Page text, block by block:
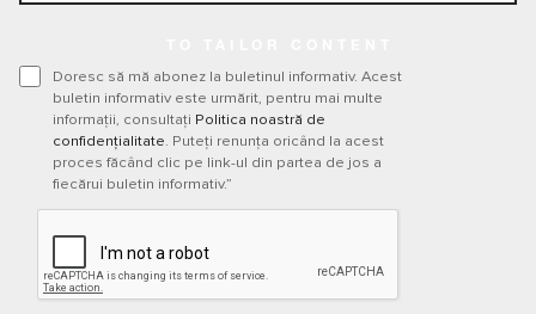
Doresc să mă abonez la buletinul informativ. Acest
buletin informativ este urmărit, pentru mai multe
informații, consultați Politica noastră de
confidențialitate. Puteți renunța oricând la acest
proces făcând clic pe link-ul din partea de jos a
fiecărui buletin informativ.”